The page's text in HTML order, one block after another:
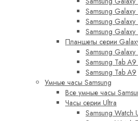
Samsung Galaxy
Samsung Galaxy
Samsung Galaxy
Планшеты серии
Samsung Galaxy
Samsung Tab A9
Samsung Tab A9
Умные часы Samsung
Все умные часы
Часы серии Ultra
Samsung Watch